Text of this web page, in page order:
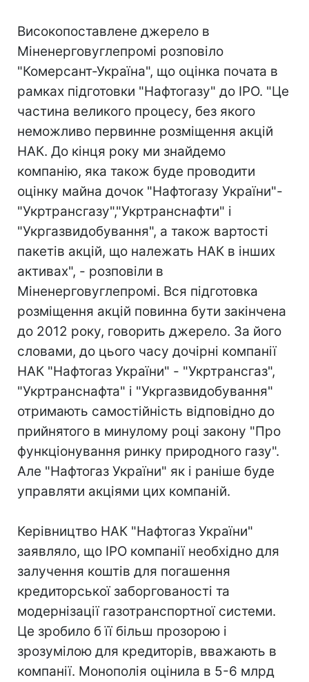
Високопоставлене джерело в
Міненерговуглепромі розповіло
"Комерсант-Україна", що оцінка почата в
рамках підготовки "Нафтогазу" до IPO. "Це
частина великого процесу, без якого
неможливо первинне розміщення акцій
НАК. До кінця року ми знайдемо
компанію, яка також буде проводити
оцінку майна дочок "Нафтогазу України"-
"Укртрансгазу","Укртранснафти" і
"Укргазвидобування", а також вартості
пакетів акцій, що належать НАК в інших
активах", - розповіли в
Міненерговуглепромі. Вся підготовка
розміщення акцій повинна бути закінчена
до 2012 року, говорить джерело. За його
словами, до цього часу дочірні компанії
НАК "Нафтогаз України" - "Укртрансгаз",
"Укртранснафта" і "Укргазвидобування"
отримають самостійність відповідно до
прийнятого в минулому році закону "Про
функціонування ринку природного газу".
Але "Нафтогаз України" як і раніше буде
управляти акціями цих компаній.
Керівництво НАК "Нафтогаз України"
заявляло, що IPO компанії необхідно для
залучення коштів для погашення
кредиторської заборгованості та
модернізації газотранспортної системи.
Це зробило б її більш прозорою і
зрозумілою для кредиторів, вважають в
компанії. Монополія оцінила в 5-6 млрд